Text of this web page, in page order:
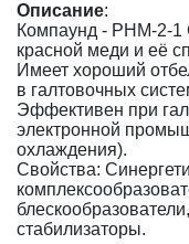
Описание:
Компаунд - PHM-2-
красной меди и её
Имеет хороший
в галтовочных
Эффективен при
электронной
охлаждения).
Свойства:
стабилизаторы.